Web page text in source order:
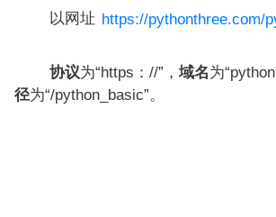
以网址 https://pythonthree.com/
协议为“https：//”， 域名为
径为“/python_basic”。